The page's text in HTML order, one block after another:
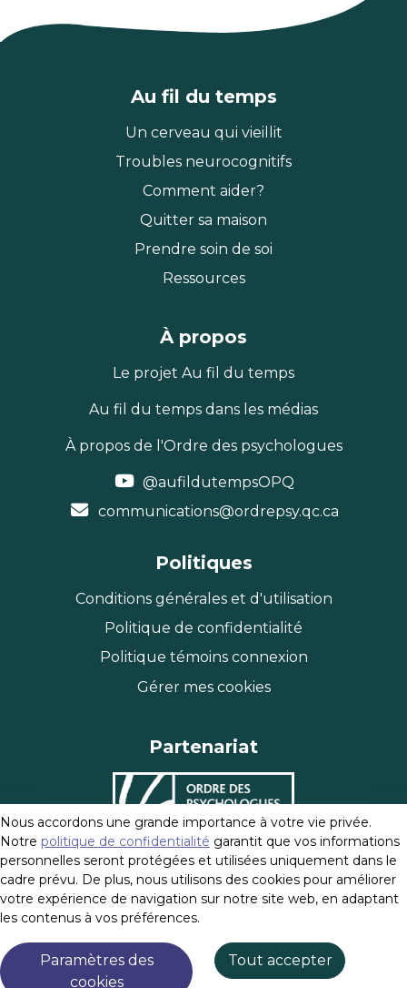
Au fil du temps
Un cerveau qui vieillit
Troubles neurocognitifs
Comment aider?
Quitter sa maison
Prendre soin de soi
Ressources
À propos
Le projet Au fil du temps
Au fil du temps dans les médias
À propos de l'Ordre des psychologues
@aufildutempsOPQ
communications@ordrepsy.qc.ca
Politiques
Conditions générales et d'utilisation
Politique de confidentialité
Politique témoins connexion
Gérer mes cookies
Partenariat
2026 Site web développé parCODE3 Coopérative de
solidarité
Nous accordons une grande importance à votre vie privée.
Notre politique de confidentialité garantit que vos informations
personnelles seront protégées et utilisées uniquement dans le
cadre prévu. De plus, nous utilisons des cookies pour améliorer
votre expérience de navigation sur notre site web, en adaptant
les contenus à vos préférences.
Paramètres des
cookies
Tout accepter